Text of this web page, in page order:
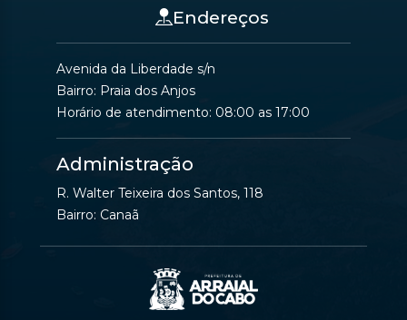
Endereços
Avenida da Liberdade s/n
Bairro: Praia dos Anjos
Horário de atendimento: 08:00 as 17:00
Administração
R. Walter Teixeira dos Santos, 118
Bairro: Canaã